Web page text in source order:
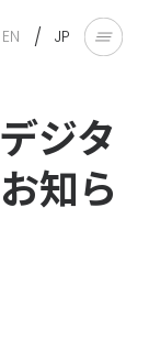
EN JP
/
ジタ
知ら